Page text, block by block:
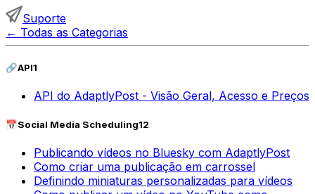
Suporte
← Todas as Categorias
🔗API1
API do AdaptlyPost - Visão Geral, Acesso e Preços
📅Social Media Scheduling12
Publicando vídeos no Bluesky com AdaptlyPost
Como criar uma publicação em carrossel
Definindo miniaturas personalizadas para vídeos